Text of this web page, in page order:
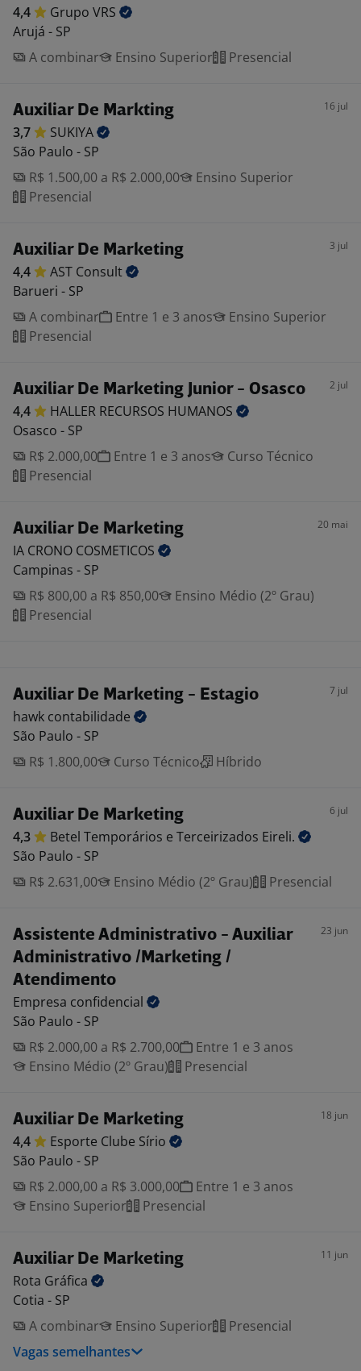
4,4 Grupo VRS
Arujá - SP
A combinar
Ensino Superior Presencial
Auxiliar De Markting 16 jul
3,7
SUKIYA
São Paulo - SP
R$ 1.500,00 a R$ 2.000,00
Ensino Superior
Presencial
Auxiliar De Marketing 3 jul
4,4 AST Consult
Barueri - SP
A combinar
Entre 1 e 3 anos
Ensino Superior
Presencial
Auxiliar De Marketing Junior - Osasco 2 jul
4,4 HALLER RECURSOS HUMANOS
Osasco - SP
R$ 2.000,00
Entre 1 e 3 anos
Curso Técnico
Presencial
Auxiliar De Marketing 20 mai
IA CRONO COSMETICOS
Campinas - SP
R$ 800,00 a R$ 850,00
Ensino Médio (2º Grau)
Presencial
Auxiliar De Marketing - Estagio 7 jul
hawk contabilidade
São Paulo - SP
R$ 1.800,00
Curso Técnico Híbrido
Auxiliar De Marketing 6 jul
4,3 Betel Temporários e Terceirizados Eireli.
São Paulo - SP
R$ 2.631,00
Ensino Médio (2º Grau) Presencial
Assistente Administrativo - Auxiliar
Administrativo /Marketing /
Atendimento
23 jun
Empresa confidencial
São Paulo - SP
R$ 2.000,00 a R$ 2.700,00
Entre 1 e 3 anos
Ensino Médio (2º Grau)
Presencial
Auxiliar De Marketing 18 jun
4,4 Esporte Clube Sírio
São Paulo - SP
R$ 2.000,00 a R$ 3.000,00
Entre 1 e 3 anos
Ensino Superior
Presencial
Auxiliar De Marketing 11 jun
Rota Gráfica
Cotia - SP
A combinar
Ensino Superior
Presencial
Vagas semelhantes